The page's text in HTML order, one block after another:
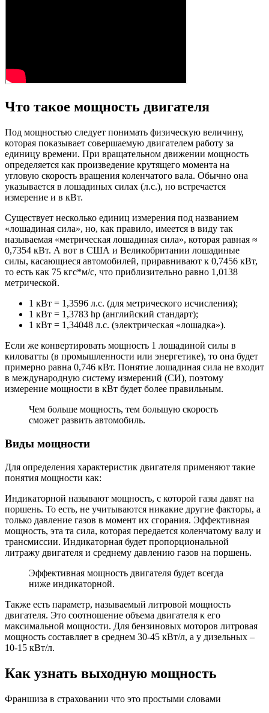
Что такое мощность двигателя
Под мощностью следует понимать физическую величину,
которая показывает совершаемую двигателем работу за
единицу времени. При вращательном движении мощность
определяется как произведение крутящего момента на
угловую скорость вращения коленчатого вала. Обычно она
указывается в лошадиных силах (л.с.), но встречается
измерение и в кВт.
Существует несколько единиц измерения под названием
«лошадиная сила», но, как правило, имеется в виду так
называемая «метрическая лошадиная сила», которая равная ≈
0,7354 кВт. А вот в США и Великобритании лошадиные
силы, касающиеся автомобилей, приравнивают к 0,7456 кВт,
то есть как 75 кгс*м/с, что приблизительно равно 1,0138
метрической.
1 кВт = 1,3596 л.с. (для метрического исчисления);
1 кВт = 1,3783 hp (английский стандарт);
1 кВт = 1,34048 л.с. (электрическая «лошадка»).
Если же конвертировать мощность 1 лошадиной силы в
киловатты (в промышленности или энергетике), то она будет
примерно равна 0,746 кВт. Понятие лошадиная сила не входит
в международную систему измерений (СИ), поэтому
измерение мощности в кВт будет более правильным.
Чем больше мощность, тем большую скорость
сможет развить автомобиль.
Виды мощности
Для определения характеристик двигателя применяют такие
понятия мощности как:
Индикаторной называют мощность, с которой газы давят на
поршень. То есть, не учитываются никакие другие факторы, а
только давление газов в момент их сгорания. Эффективная
мощность, эта та сила, которая передается коленчатому валу и
трансмиссии. Индикаторная будет пропорциональной
литражу двигателя и среднему давлению газов на поршень.
Эффективная мощность двигателя будет всегда
ниже индикаторной.
Также есть параметр, называемый литровой мощность
двигателя. Это соотношение объема двигателя к его
максимальной мощности. Для бензиновых моторов литровая
мощность составляет в среднем 30-45 кВт/л, а у дизельных –
10-15 кВт/л.
Как узнать выходную мощность
Франшиза в страховании что это простыми словами